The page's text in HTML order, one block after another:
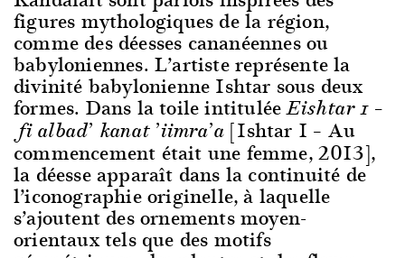
figures mythologiques de la région,
comme des déesses cananéennes ou
babyloniennes. L’artiste représente la
divinité babylonienne Ishtar sous deux
formes. Dans la toile intituléeEishtar 1 –
fi albad’ kanat ’iimra’a [Ishtar 1 – Au
commencement était une femme, 2013],
la déesse apparaît dans la continuité de
l’iconographie originelle, à laquelle
s’ajoutent des ornements moyen-
orientaux tels que des motifs